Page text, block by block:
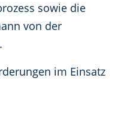
sowie die
von der
im Einsatz